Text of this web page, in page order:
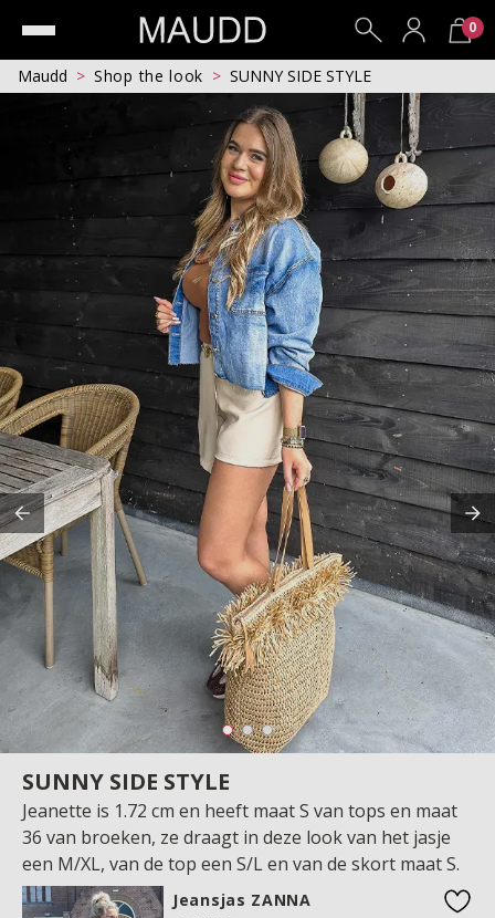
0
Maudd Shop the look SUNNY SIDE STYLE
SUNNY SIDE STYLE
Jeanette is 1.72 cm en heeft maat S van tops en maat
36 van broeken, ze draagt in deze look van het jasje
een M/XL, van de top een S/L en van de skort maat S.
Jeansjas ZANNA